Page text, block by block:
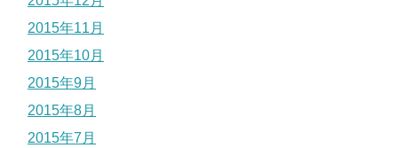
2015年11月
2015年10月
2015年9月
2015年8月
2015年7月